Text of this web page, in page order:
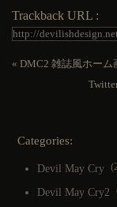
Trackback URL :
«DMC2 雑誌風ホーム
Categories:
Devil May Cry
Devil May Cry2